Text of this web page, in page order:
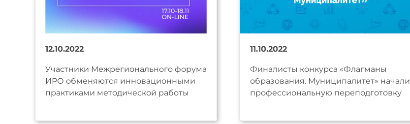
12.10.2022
Участники Межрегионального форума
ИРО обменяются инновационными
практиками методической работы
11.10.2022
Финалисты конкурса «Флагманы
образования. Муниципалитет» начали
профессиональную переподготовку